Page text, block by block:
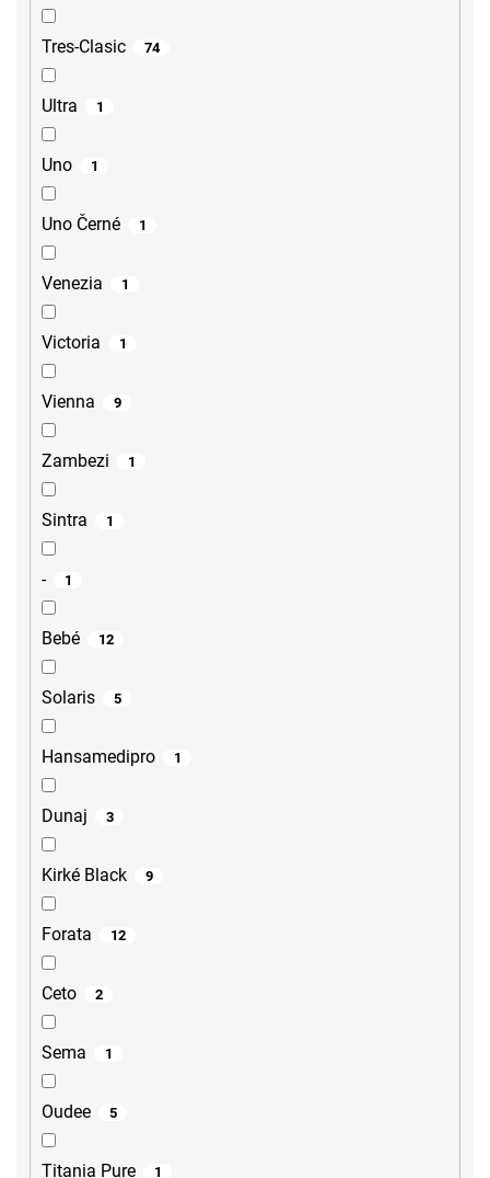
Tres-Clasic 74
Ultra 1
Uno 1
Uno Černé 1
Venezia 1
Victoria 1
Vienna 9
Zambezi 1
Sintra 1
- 1
Bebé 12
Solaris 5
Hansamedipro 1
Dunaj 3
Kirké Black 9
Forata 12
Ceto 2
Sema 1
Oudee 5
Titania Pure 1